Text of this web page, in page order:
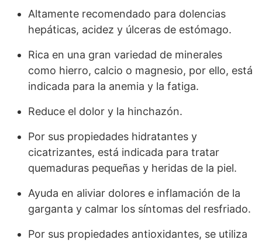
Altamente recomendado para dolencias
hepáticas, acidez y úlceras de estómago.
Rica en una gran variedad de minerales
como hierro, calcio o magnesio, por ello, está
indicada para la anemia y la fatiga.
Reduce el dolor y la hinchazón.
Por sus propiedades hidratantes y
cicatrizantes, está indicada para tratar
quemaduras pequeñas y heridas de la piel.
Ayuda en aliviar dolores e inflamación de la
garganta y calmar los síntomas del resfriado.
Por sus propiedades antioxidantes, se utiliza